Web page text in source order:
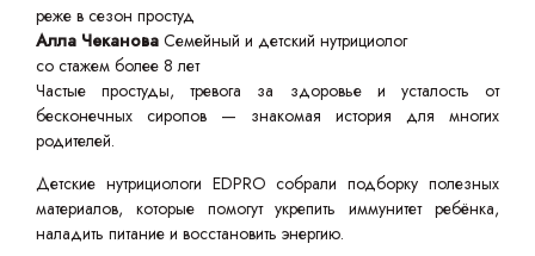
реже в сезон простуд
Алла Чеканова Семейный и детский нутрициолог
со стажем более 8 лет
Частые простуды, тревога за здоровье и усталость от
бесконечных сиропов — знакомая история для многих
родителей.
Детские нутрициологи EDPRO собрали подборку полезных
материалов, которые помогут укрепить иммунитет ребёнка,
наладить питание и восстановить энергию.